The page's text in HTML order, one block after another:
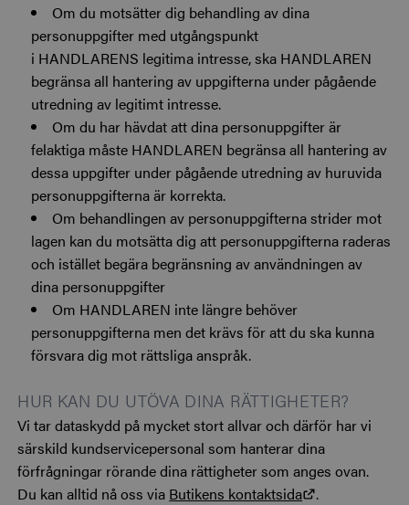
Om du motsätter dig behandling av dina
personuppgifter med utgångspunkt
i HANDLARENS legitima intresse, ska HANDLAREN
begränsa all hantering av uppgifterna under pågående
utredning av legitimt intresse.
Om du har hävdat att dina personuppgifter är
felaktiga måste HANDLAREN begränsa all hantering av
dessa uppgifter under pågående utredning av huruvida
personuppgifterna är korrekta.
Om behandlingen av personuppgifterna strider mot
lagen kan du motsätta dig att personuppgifterna raderas
och istället begära begränsning av användningen av
dina personuppgifter
Om HANDLAREN inte längre behöver
personuppgifterna men det krävs för att du ska kunna
försvara dig mot rättsliga anspråk.
HUR KAN DU UTÖVA DINA RÄTTIGHETER?
Vi tar dataskydd på mycket stort allvar och därför har vi
särskild kundservicepersonal som hanterar dina
förfrågningar rörande dina rättigheter som anges ovan.
Du kan alltid nå oss via Butikens kontaktsida .